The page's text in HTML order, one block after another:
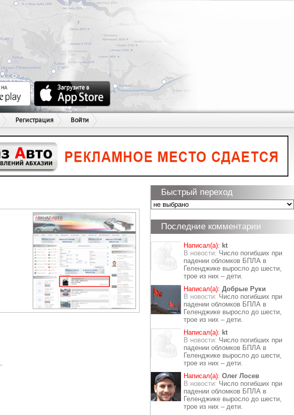
Регистрация Войти
Быстрый переход
Последние комментарии
Написал(а): kt
В новости: Число погибших при
падении обломков БПЛА в
Геленджике выросло до шести,
трое из них – дети.
Написал(а): Добрые Руки
В новости: Число погибших при
падении обломков БПЛА в
Геленджике выросло до шести,
трое из них – дети.
Написал(а): kt
В новости: Число погибших при
падении обломков БПЛА в
Геленджике выросло до шести,
трое из них – дети.
Написал(а): Олег Лосев
В новости: Число погибших при
падении обломков БПЛА в
Геленджике выросло до шести,
трое из них – дети.